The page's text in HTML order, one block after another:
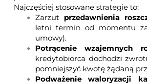
Najczęściej stosowane strategie to:
Zarzut przedawnienia
letni termin od momentu
umowy).
Potrącenie wzajemnych
kredytobiorca dochodzi
pomniejszyć kwotę żądaną
Podważenie waloryzacji